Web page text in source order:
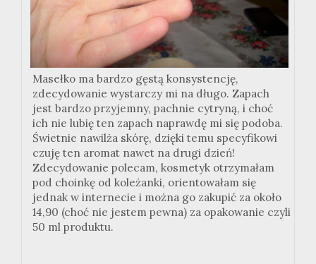
Masełko ma bardzo gęstą konsystencję,
zdecydowanie wystarczy mi na długo. Zapach
jest bardzo przyjemny, pachnie cytryną, i choć
ich nie lubię ten zapach naprawdę mi się podoba.
Świetnie nawilża skórę, dzięki temu specyfikowi
czuję ten aromat nawet na drugi dzień!
Zdecydowanie polecam, kosmetyk otrzymałam
pod choinkę od koleżanki, orientowałam się
jednak w internecie i można go zakupić za około
14,90 (choć nie jestem pewna) za opakowanie czyli
50 ml produktu.